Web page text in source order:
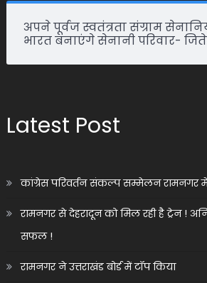
अपने पूर्वज स्वतंत्रता संग्राम
भारत बनाएंगे सेनानी परिवार-
Latest Post
कांग्रेस परिवर्तन संकल्प सम्मेलन
रामनगर से देहरादून को मिल रही है ट्रेन !
सफल !
रामनगर ने उत्तराखंड बोर्ड में टॉप किया